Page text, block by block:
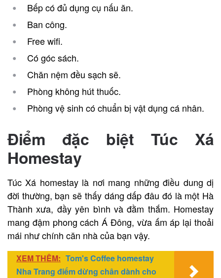
Bếp có đủ dụng cụ nấu ăn.
Ban công.
Free wifi.
Có góc sách.
Chăn nệm đều sạch sẽ.
Phòng không hút thuốc.
Phòng vệ sinh có chuẩn bị vật dụng cá nhân.
Điểm đặc biệt Túc Xá
Homestay
Túc Xá homestay là nơi mang những điều dung dị
đời thường, bạn sẽ thấy dáng dấp đâu đó là một Hà
Thành xưa, đầy yên bình và đằm thắm. Homestay
mang đậm phong cách Á Đông, vừa ấm áp lại thoải
mái như chính căn nhà của bạn vậy.
XEM THÊM: Tom's Coffee homestay
Nha Trang điểm dừng chân dành cho